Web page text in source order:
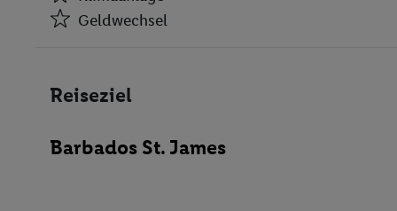
Geldwechsel
Geldwechsel
Minimarkt
Spielzimmer
Reiseziel
Barbados St. James